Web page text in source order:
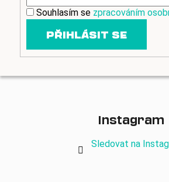
y
p
s
Souhlasím se zpracováním
PŘIHLÁSIT SE
Instagram
Sledovat na